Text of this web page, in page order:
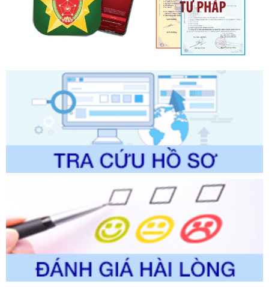
Tên: Quyết định công bố Danh mục thủ tục hành chính mới
ban hành, được sửa đổi, bổ sung, bị bãi bỏ và phê duyệt
Quy trình nội bộ, quy trình điện tử giải quyết thủ tục hành
chính trong một số lĩnh vực thuộc phạm vi chức năng quản
Số kí hiệu:2304/QĐ-UBND
Tên: Quyết định công bố Danh mục thủ tục hành chính
được sửa đổi, bổ sung và phê duyệt Quy trình nội bộ, quy
trình điện tử giải quyết thủ tục hành chính trong lĩnh vực Du
lịch thuộc phạm vi chức năng quản lý của Sở Văn hóa, Thể
thao và Du lịch
Ngày ban hành: 01/06/2026
Tên: Về việc công bố Danh mục thủ tục hành chính sửa
đổi, bổ sung và phê duyệt Quy trình nội bộ, quy trình điện tử
trong giải quyết thủtục hành chính lĩnh vực biến đổi khí hậu
thuộc phạm vi giải quyết của Sở Nông nghiệp và Môi
trường
Ngày ban hành: 01/06/2026
Số kí hiệu:2300/QĐ-UBND
Tên: V/v công bố danh mục thủ tục hành chính được sửa